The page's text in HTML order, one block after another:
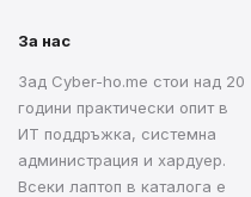
За нас
Зад Cyber-ho.me стои над 20
години практически опит в
ИТ поддръжка, системна
администрация и хардуер.
Всеки лаптоп в каталога е